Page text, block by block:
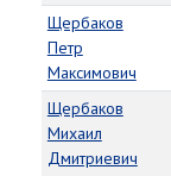
Щербаков
Петр
Максимович
Щербаков
Михаил
Дмитриевич